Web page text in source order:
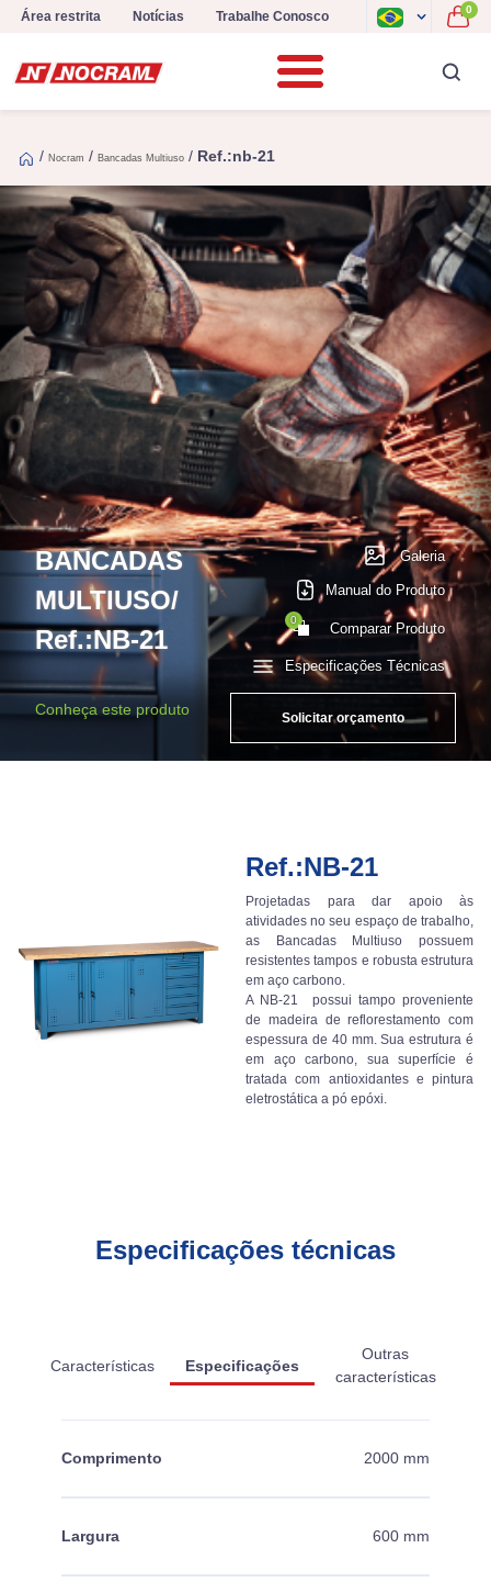
Área restrita Notícias Trabalhe Conosco 0
/ Nocram / Bancadas Multiuso / Ref.:nb-21
BANCADAS
MULTIUSO/
Ref.:NB-21
Especificações Técnicas
Galeria
Manual do Produto
0 Comparar Produto
Conheça este produto Solicitar orçamento
Ref.:NB-21
Projetadas para dar apoio às
atividades no seu espaço de trabalho,
as Bancadas Multiuso possuem
resistentes tampos e robusta estrutura
em aço carbono.
A NB-21 possui tampo proveniente
de madeira de reflorestamento com
espessura de 40 mm. Sua estrutura é
em aço carbono, sua superfície é
tratada com antioxidantes e pintura
eletrostática a pó epóxi.
Especificações técnicas
Características Especificações
Outras
características
Comprimento 2000 mm
Largura 600 mm